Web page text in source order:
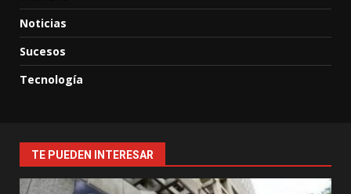
Noticias
Sucesos
Tecnología
TE PUEDEN INTERESAR